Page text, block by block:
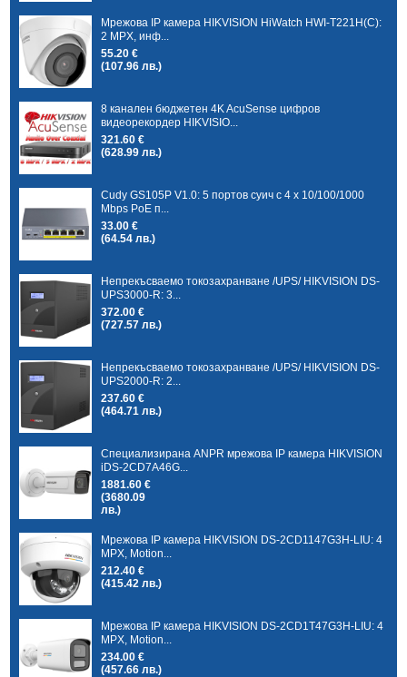
Мрежова IP камера HIKVISION HiWatch HWI-T221H(C):
2 MPX, инф...
55.20 €
(107.96 лв.)
8 канален бюджетен 4K AcuSense цифров
видеорекордер HIKVISIO...
321.60 €
(628.99 лв.)
Cudy GS105P V1.0: 5 портов суич с 4 x 10/100/1000
Mbps PoE п...
33.00 €
(64.54 лв.)
Непрекъсваемо токозахранване /UPS/ HIKVISION DS-
UPS3000-R: 3...
372.00 €
(727.57 лв.)
Непрекъсваемо токозахранване /UPS/ HIKVISION DS-
UPS2000-R: 2...
237.60 €
(464.71 лв.)
Специализирана ANPR мрежова IP камера HIKVISION
iDS-2CD7A46G...
1881.60 €
(3680.09
лв.)
Мрежова IP камера HIKVISION DS-2CD1147G3H-LIU: 4
MPX, Motion...
212.40 €
(415.42 лв.)
Мрежова IP камера HIKVISION DS-2CD1T47G3H-LIU: 4
MPX, Motion...
234.00 €
(457.66 лв.)